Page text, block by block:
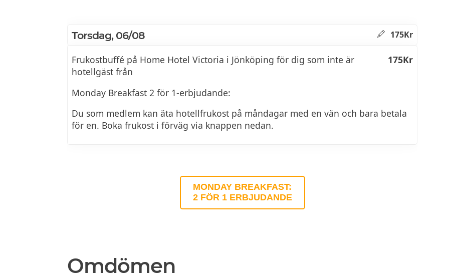
Torsdag, 06/08 175Kr
Frukostbuffé på Home Hotel Victoria i Jönköping för dig som inte är
hotellgäst från
175Kr
Monday Breakfast 2 för 1-erbjudande:
Du som medlem kan äta hotellfrukost på måndagar med en vän och bara betala
för en. Boka frukost i förväg via knappen nedan.
MONDAY BREAKFAST:
2 FÖR 1 ERBJUDANDE
Omdömen